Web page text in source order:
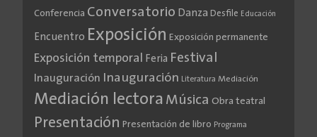
Conferencia Conversatorio Danza Desfile Educación
Encuentro Exposición Exposición permanente
Exposición temporal Feria Festival
Inauguración Inauguración Literatura Mediación
Mediación lectora Música Obra teatral
Presentación Presentación de libro Programa